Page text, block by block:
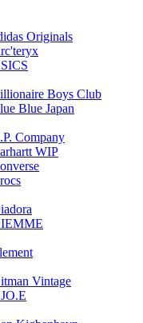
Originals
Boys Club
Blue Japan
Company
WIP
Vintage